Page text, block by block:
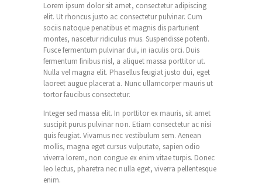
Lorem ipsum dolor sit amet, consectetur adipiscing
elit. Ut rhoncus justo ac consectetur pulvinar. Cum
sociis natoque penatibus et magnis dis parturient
montes, nascetur ridiculus mus. Suspendisse potenti.
Fusce fermentum pulvinar dui, in iaculis orci. Duis
fermentum finibus nisl, a aliquet massa porttitor ut.
Nulla vel magna elit. Phasellus feugiat justo dui, eget
laoreet augue placerat a. Nunc ullamcorper mauris ut
tortor faucibus consectetur.
Integer sed massa elit. In porttitor ex mauris, sit amet
suscipit purus pulvinar non. Etiam consectetur ac nisi
quis feugiat. Vivamus nec vestibulum sem. Aenean
mollis, magna eget cursus vulputate, sapien odio
viverra lorem, non congue ex enim vitae turpis. Donec
leo lectus, pharetra nec nulla eget, viverra pellentesque
enim.